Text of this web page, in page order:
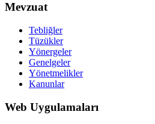
Mevzuat
Tebliğler
Tüzükler
Yönergeler
Genelgeler
Yönetmelikler
Kanunlar
Web Uygulamaları